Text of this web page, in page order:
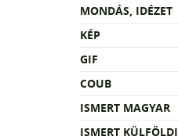
MONDÁS, IDÉZET
KÉP
GIF
COUB
ISMERT MAGYAR
ISMERT KÜLFÖLDI